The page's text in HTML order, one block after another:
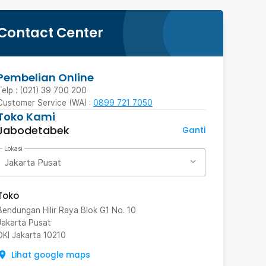
Center
Online
: (021) 39 700 200
Service (WA) : 0899 721 7050
Kami
Ganti
Lokasi
Jakarta Pusat
Hilir Raya Blok G1 No. 10
Pusat
Jakarta 10210
Lihat google maps